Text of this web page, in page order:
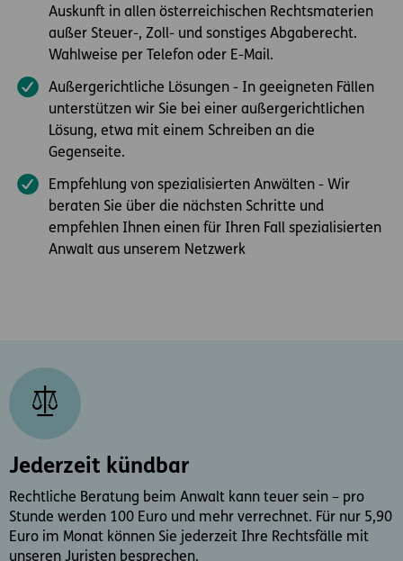
Auskunft in allen österreichischen Rechtsmaterien
außer Steuer-, Zoll- und sonstiges Abgaberecht.
Wahlweise per Telefon oder E-Mail.
​Außergerichtliche Lösungen - In geeigneten Fällen
unterstützen wir Sie bei einer außergerichtlichen
Lösung, etwa mit einem Schreiben an die
Gegenseite.
Empfehlung von spezialisierten Anwälten - Wir
beraten Sie über die nächsten Schritte und
empfehlen Ihnen einen für Ihren Fall spezialisierten
Anwalt aus unserem Netzwerk
Jederzeit kündbar
Rechtliche Beratung beim Anwalt kann teuer sein – pro
Stunde werden 100 Euro und mehr verrechnet. Für nur 5,90
Euro im Monat können Sie jederzeit Ihre Rechtsfälle mit
unseren Juristen besprechen.